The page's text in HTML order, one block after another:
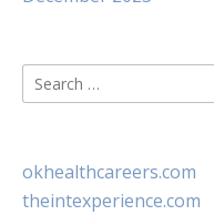
Search
for:
okhealthcareers.com
theintexperience.com